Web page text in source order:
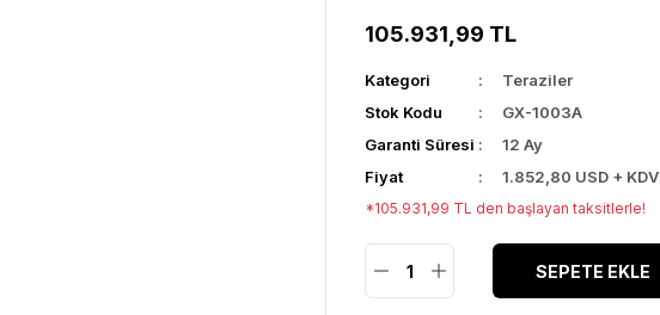
105.931,99 TL
Kategori
Teraziler
Stok Kodu
GX-1003A
Garanti Süresi
12 Ay
Fiyat
1.852,80 USD + KDV
*105.931,99 TL den başlayan taksitlerle!
SEPETE EKLE